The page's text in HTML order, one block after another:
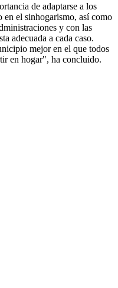
de adaptarse a los
en el sinhogarismo, así como
y con las
adecuada a cada caso.
mejor en el que todos
en hogar", ha concluido.